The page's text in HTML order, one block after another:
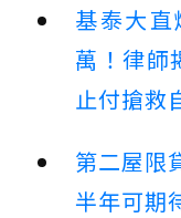
基泰大
萬！律師
止付搶救
第二屋限
半年可期